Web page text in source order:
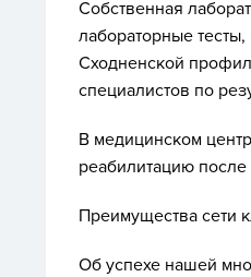
Собственная
лабораторные
Сходненской
специалистов по
В медицинском
реабилитацию
Преимущества сети
Об успехе нашей